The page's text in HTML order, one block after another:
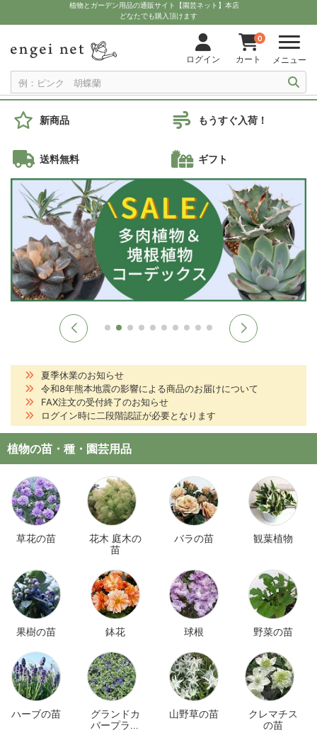
植物とガーデン用品の通販サイト【園芸ネット】本店
どなたでも購入頂けます
ログイン
0
カート メニュー
新商品 もうすぐ入荷！
送料無料 ギフト
夏季休業のお知らせ
令和8年熊本地震の影響による商品のお届けについて
FAX注文の受付終了のお知らせ
ログイン時に二段階認証が必要となります
植物の苗・種・園芸用品
草花の苗
花木 庭木の
苗
バラの苗 観葉植物
果樹の苗 鉢花 球根 野菜の苗
ハーブの苗
グランドカ
バープラン
山野草の苗
クレマチス
の苗